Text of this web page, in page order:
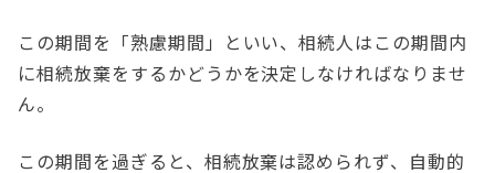
この期間を「熟慮期間」といい、相続人はこの期間内
に相続放棄をするかどうかを決定しなければなりませ
ん。
この期間を過ぎると、相続放棄は認められず、自動的